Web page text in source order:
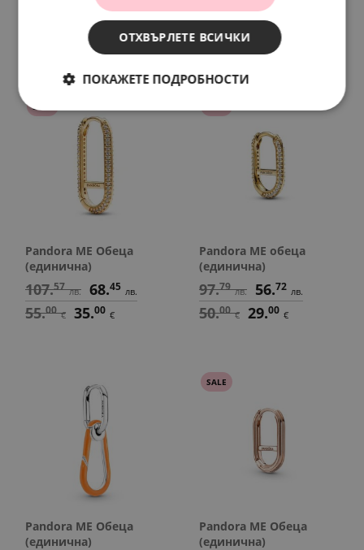
56.72
29.
48.90 29.
25.00 € 15. 00
SALE
Pandora ME Обеца
(единична)
107.57 лв. 68.45 лв.
55.00 € 35.00 €
Pandora ME обеца
(единична)
97.79 лв. 56.72 лв.
50.00 € 29.00 €
Pandora ME Обеца
(единична)
SALE
Pandora ME Обеца
(единична)
ОТХВЪРЛЕТЕ ВСИЧКИ
ПОКАЖЕТЕ ПОДРОБНОСТИ